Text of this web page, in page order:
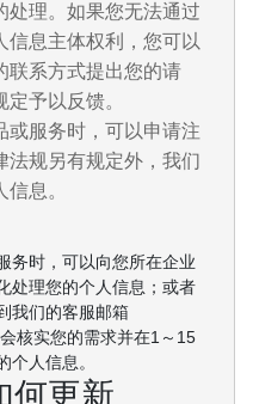
处理。如果您无法通过
信息主体权利，您可以
联系方式提出您的请
予以反馈。
或服务时，可以申请注
法规另有规定外，我们
息。
务时，可以向您所在企业
处理您的个人信息；或者
我们的客服邮箱
核实您的需求并在1～15
个人信息。
何更新